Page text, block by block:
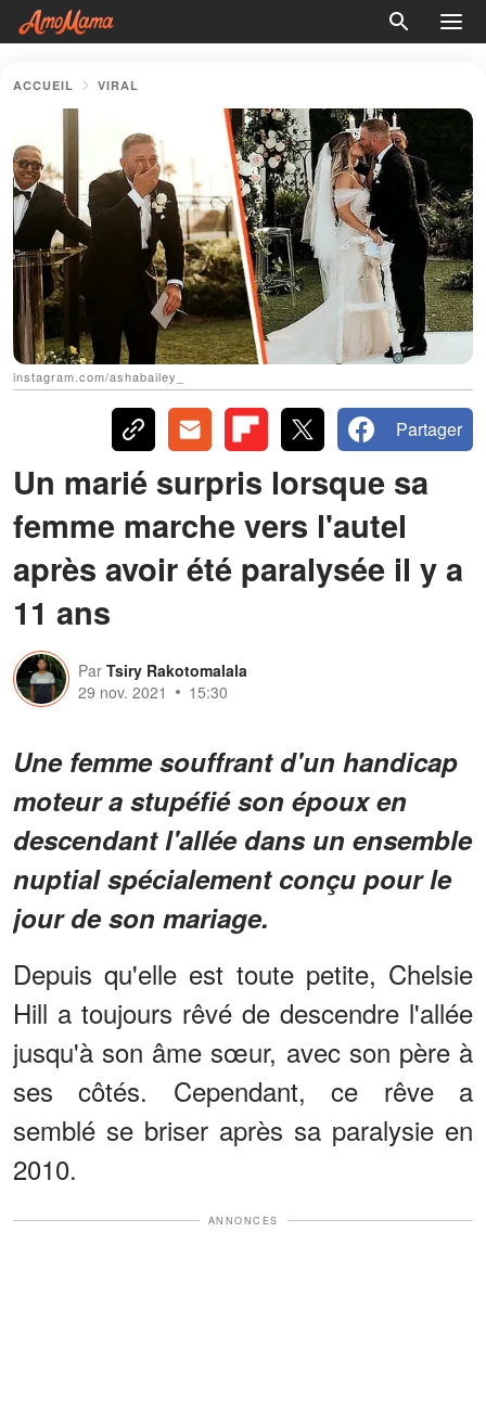
ACCUEIL VIRAL
instagram.com/ashabailey_
Partager
Un marié surpris lorsque sa
femme marche vers l'autel
après avoir été paralysée il y a
11 ans
Par Tsiry Rakotomalala
29 nov. 2021
15:30
Une femme souffrant d'un handicap
moteur a stupéfié son époux en
descendant l'allée dans un ensemble
nuptial spécialement conçu pour le
jour de son mariage.
Depuis qu'elle est toute petite, Chelsie
Hill a toujours rêvé de descendre l'allée
jusqu'à son âme sœur, avec son père à
ses côtés. Cependant, ce rêve a
semblé se briser après sa paralysie en
2010.
ANNONCES